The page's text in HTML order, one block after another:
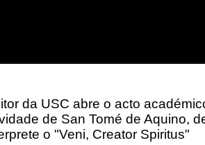
da USC abre o acto
de San Tomé de Aquino,
o "Veni, Creator Spiritus"